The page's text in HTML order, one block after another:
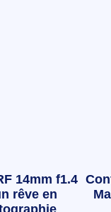
14mm f1.4
rêve en